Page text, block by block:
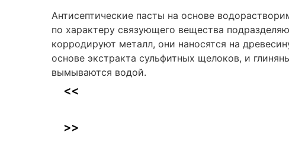
Антисептические пасты на основе
по характеру связующего вещества
корродируют металл, они наносятся на
основе экстракта сульфитных щелоков, и
вымываются водой.
<<
>>